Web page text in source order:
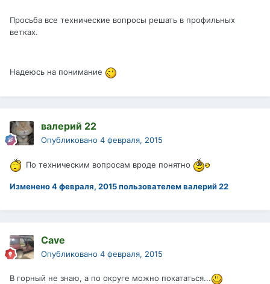
Просьба все технические вопросы решать в профильных
ветках.
Надеюсь на понимание
валерий 22
Опубликовано 4 февраля, 2015
По техническим вопросам вроде понятно
Изменено4 февраля, 2015пользователем валерий 22
Cave
Опубликовано 4 февраля, 2015
В горный не знаю, а по округе можно покататься...